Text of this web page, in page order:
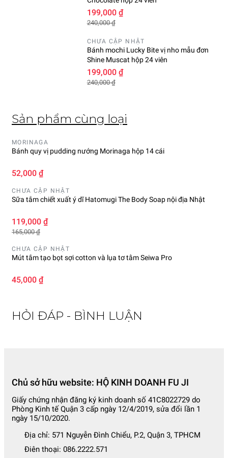
199,000 ₫
240,000 ₫
CHƯA CẬP NHẬT
Bánh mochi Lucky Bite vị nho mẫu đơn
Shine Muscat hộp 24 viên
199,000 ₫
240,000 ₫
Sản phẩm cùng loại
MORINAGA
Bánh quy vị pudding nướng Morinaga hộp 14 cái
52,000 ₫
CHƯA CẬP NHẬT
Sữa tắm chiết xuất ý dĩ Hatomugi The Body Soap nội địa Nhật
119,000 ₫
165,000 ₫
CHƯA CẬP NHẬT
Mút tắm tạo bọt sợi cotton và lụa tơ tằm Seiwa Pro
45,000 ₫
HỎI ĐÁP - BÌNH LUẬN
Chủ sở hữu website: HỘ KINH DOANH FU JI
Giấy chứng nhận đăng ký kinh doanh số 41C8022729 do
Phòng Kinh tế Quận 3 cấp ngày 12/4/2019, sửa đổi lần 1
ngày 15/10/2020.
Địa chỉ: 571 Nguyễn Đình Chiểu, P.2, Quận 3, TPHCM
Điên thoại: 086.2222.571